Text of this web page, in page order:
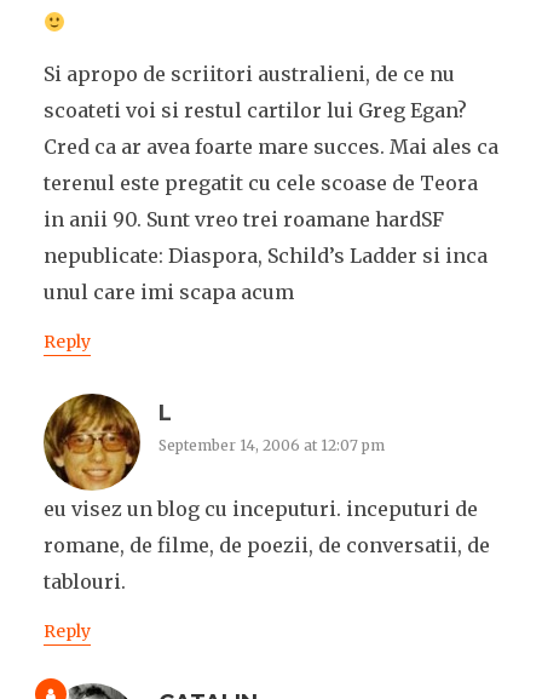
Si apropo de scriitori australieni, de ce nu
scoateti voi si restul cartilor lui Greg Egan?
Cred ca ar avea foarte mare succes. Mai ales ca
terenul este pregatit cu cele scoase de Teora
in anii 90. Sunt vreo trei roamane hardSF
nepublicate: Diaspora, Schild’s Ladder si inca
unul care imi scapa acum
Reply
L
September 14, 2006 at 12:07 pm
eu visez un blog cu inceputuri. inceputuri de
romane, de filme, de poezii, de conversatii, de
tablouri.
Reply